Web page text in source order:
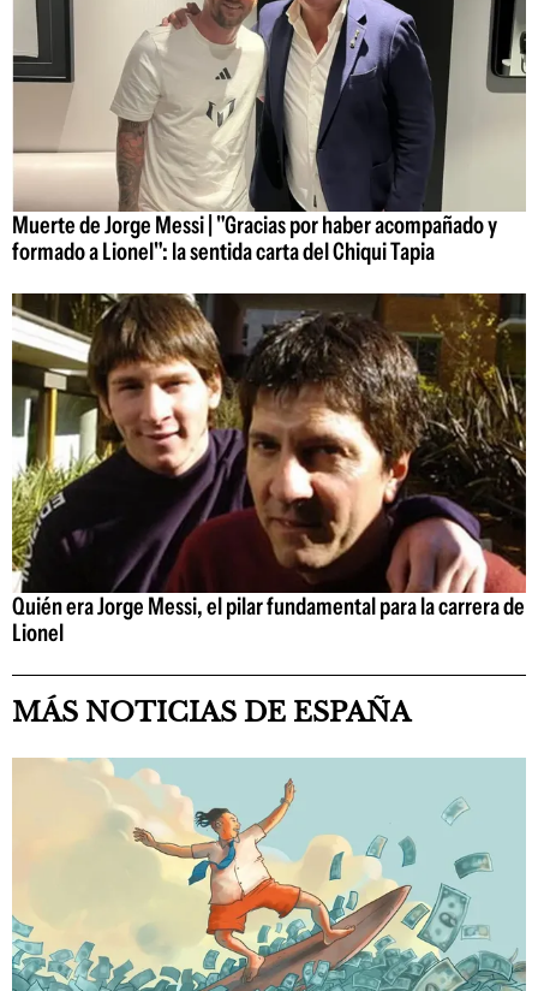
Muerte de Jorge Messi | "Gracias por haber acompañado y
formado a Lionel": la sentida carta del Chiqui Tapia
Quién era Jorge Messi, el pilar fundamental para la carrera de
Lionel
MÁS NOTICIAS DE ESPAÑA